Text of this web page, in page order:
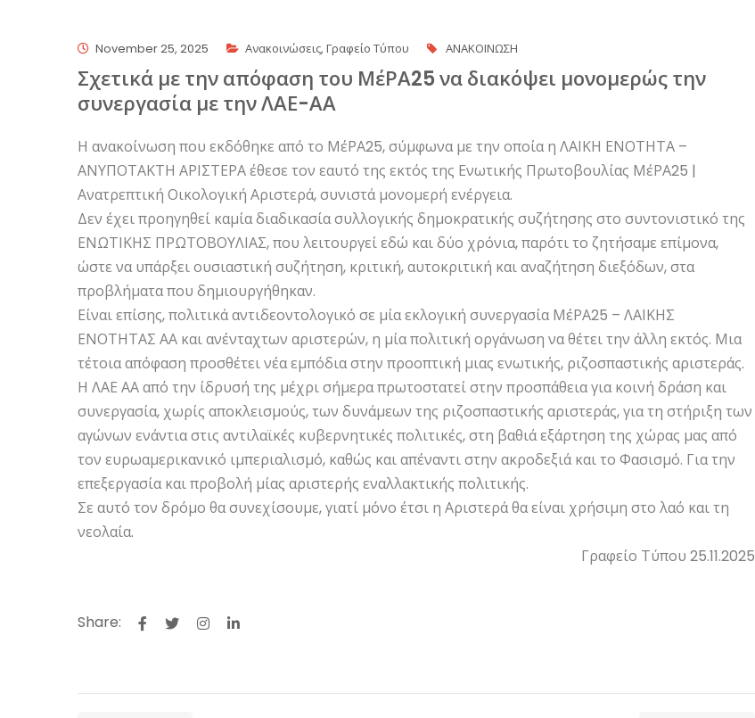
November 25, 2025 Ανακοινώσεις, Γραφείο Τύπου ΑΝΑΚΟΙΝΩΣΗ
Σχετικά με την απόφαση του ΜέΡΑ25 να διακόψει μονομερώς την
συνεργασία με την ΛΑΕ-ΑΑ
Η ανακοίνωση που εκδόθηκε από το ΜέΡΑ25, σύμφωνα με την οποία η ΛΑΙΚΗ ΕΝΟΤΗΤΑ –
ΑΝΥΠΟΤΑΚΤΗ ΑΡΙΣΤΕΡΑ έθεσε τον εαυτό της εκτός της Ενωτικής Πρωτοβουλίας ΜέΡΑ25 |
Ανατρεπτική Οικολογική Αριστερά, συνιστά μονομερή ενέργεια.
Δεν έχει προηγηθεί καμία διαδικασία συλλογικής δημοκρατικής συζήτησης στο συντονιστικό της
ΕΝΩΤΙΚΗΣ ΠΡΩΤΟΒΟΥΛΙΑΣ, που λειτουργεί εδώ και δύο χρόνια, παρότι το ζητήσαμε επίμονα,
ώστε να υπάρξει ουσιαστική συζήτηση, κριτική, αυτοκριτική και αναζήτηση διεξόδων, στα
προβλήματα που δημιουργήθηκαν.
Είναι επίσης, πολιτικά αντιδεοντολογικό σε μία εκλογική συνεργασία ΜέΡΑ25 – ΛΑΙΚΗΣ
ΕΝΟΤΗΤΑΣ ΑΑ και ανένταχτων αριστερών, η μία πολιτική οργάνωση να θέτει την άλλη εκτός. Μια
τέτοια απόφαση προσθέτει νέα εμπόδια στην προοπτική μιας ενωτικής, ριζοσπαστικής αριστεράς.
Η ΛΑΕ ΑΑ από την ίδρυσή της μέχρι σήμερα πρωτοστατεί στην προσπάθεια για κοινή δράση και
συνεργασία, χωρίς αποκλεισμούς, των δυνάμεων της ριζοσπαστικής αριστεράς, για τη στήριξη των
αγώνων ενάντια στις αντιλαϊκές κυβερνητικές πολιτικές, στη βαθιά εξάρτηση της χώρας μας από
τον ευρωαμερικανικό ιμπεριαλισμό, καθώς και απέναντι στην ακροδεξιά και το Φασισμό. Για την
επεξεργασία και προβολή μίας αριστερής εναλλακτικής πολιτικής.
Σε αυτό τον δρόμο θα συνεχίσουμε, γιατί μόνο έτσι η Αριστερά θα είναι χρήσιμη στο λαό και τη
νεολαία.
Γραφείο Τύπου 25.11.2025
Share: